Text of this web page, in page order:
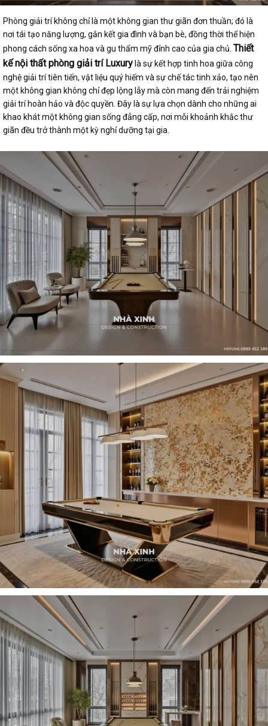
Phòng giải trí không chỉ là một không gian thư giãn đơn thuần; đó là
nơi tái tạo năng lượng, gắn kết gia đình và bạn bè, đồng thời thể hiện
phong cách sống xa hoa và gu thẩm mỹ đỉnh cao của gia chủ. Thiết
kế nội thất phòng giải trí Luxury là sự kết hợp tinh hoa giữa công
nghệ giải trí tiên tiến, vật liệu quý hiếm và sự chế tác tinh xảo, tạo nên
một không gian không chỉ đẹp lộng lẫy mà còn mang đến trải nghiệm
giải trí hoàn hảo và độc quyền. Đây là sự lựa chọn dành cho những ai
khao khát một không gian sống đẳng cấp, nơi mỗi khoảnh khắc thư
giãn đều trở thành một kỳ nghỉ dưỡng tại gia.